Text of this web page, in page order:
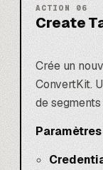
ACTION 06
Create
Crée un
ConvertKit.
de